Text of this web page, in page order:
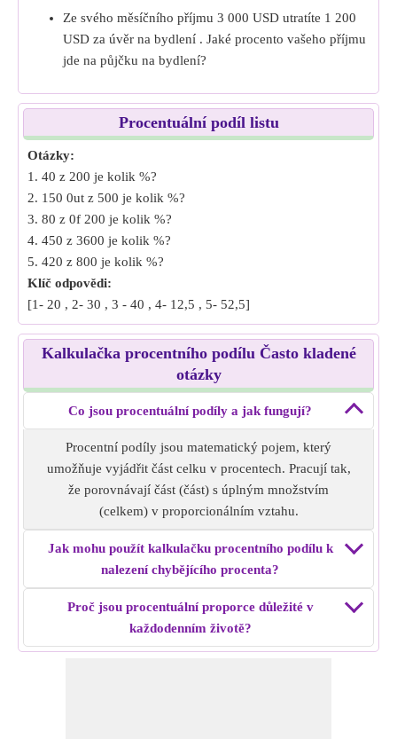
Ze svého měsíčního příjmu 3 000 USD utratíte 1 200
USD za úvěr na bydlení . Jaké procento vašeho příjmu
jde na půjčku na bydlení?
Procentuální podíl listu
Otázky:
1. 40 z 200 je kolik %?
2. 150 0ut z 500 je kolik %?
3. 80 z 0f 200 je kolik %?
4. 450 z 3600 je kolik %?
5. 420 z 800 je kolik %?
Klíč odpovědi:
[1- 20 , 2- 30 , 3 - 40 , 4- 12,5 , 5- 52,5]
Kalkulačka procentního podílu Často kladené
otázky
Co jsou procentuální podíly a jak fungují?
Procentní podíly jsou matematický pojem, který
umožňuje vyjádřit část celku v procentech. Pracují tak,
že porovnávají část (část) s úplným množstvím
(celkem) v proporcionálním vztahu.
Jak mohu použít kalkulačku procentního podílu k
nalezení chybějícího procenta?
Proč jsou procentuální proporce důležité v
každodenním životě?